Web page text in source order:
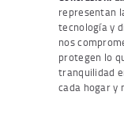
representan
tecnología y
nos
protegen lo
tranquilidad
cada hogar y